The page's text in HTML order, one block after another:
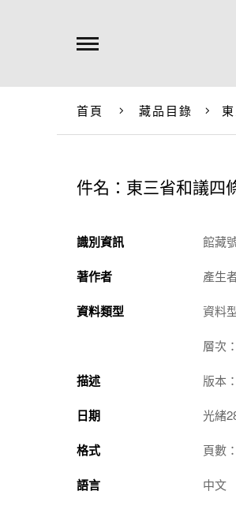
首頁 藏品目錄
件名：東三省和議四
識別資訊 館藏
著作者 產生
資料類型 資料
層次
描述 版本
日期 光緒
格式 頁數
語言 中文